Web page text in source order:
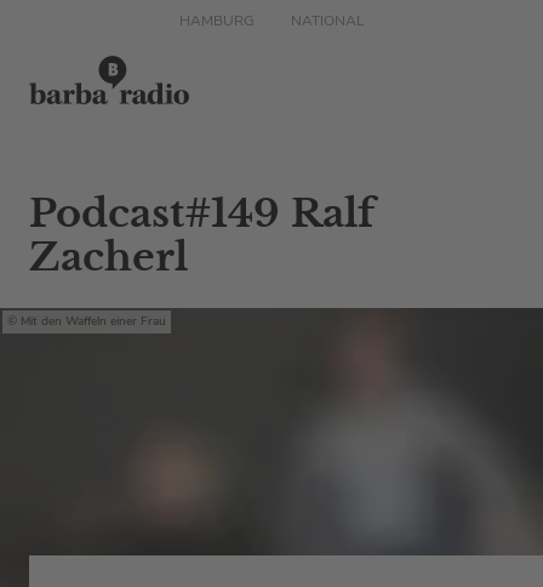
HAMBURG NATIONAL
Podcast#149 Ralf
Zacherl
Mit den Waffeln einer Frau